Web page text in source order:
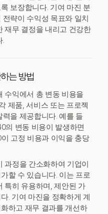
보장합니다. 기여 마진 분
략이 수익성 목표와 일치
재무 결정을 내리고 건강한
.
는 방법
수익에서 총 변동 비용을
제품, 서비스 또는 프로젝
을 제공합니다. 예를 들
의 변동 비용이 발생하면
고정 비용과 이익을 충당
과정을 간소화하여 기업이
할 수 있습니다. 이는 프로
특히 유용하며, 제안된 가
. 기여 마진을 정확하게 계
하고 재무 결과를 개선하